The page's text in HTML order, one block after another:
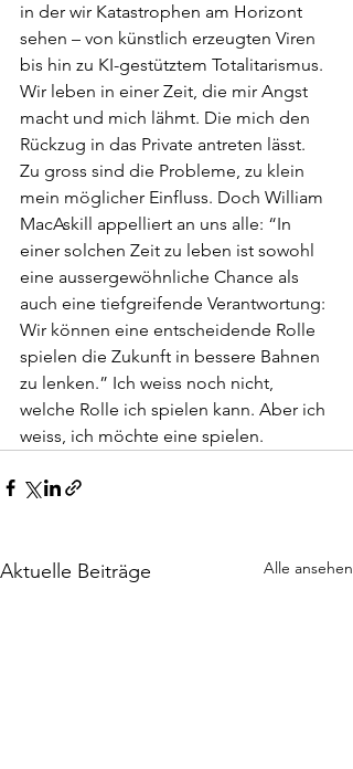
in der wir Katastrophen am Horizont
sehen – von künstlich erzeugten Viren
bis hin zu KI-gestütztem Totalitarismus.
Wir leben in einer Zeit, die mir Angst
macht und mich lähmt. Die mich den
Rückzug in das Private antreten lässt.
Zu gross sind die Probleme, zu klein
mein möglicher Einfluss. Doch William
MacAskill appelliert an uns alle: “In
einer solchen Zeit zu leben ist sowohl
eine aussergewöhnliche Chance als
auch eine tiefgreifende Verantwortung:
Wir können eine entscheidende Rolle
spielen die Zukunft in bessere Bahnen
zu lenken.” Ich weiss noch nicht,
welche Rolle ich spielen kann. Aber ich
weiss, ich möchte eine spielen.
Aktuelle Beiträge Alle ansehen